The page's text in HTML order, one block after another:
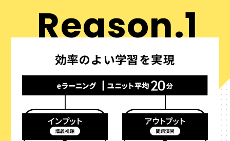
Reason.1
効率のよい学習を実現